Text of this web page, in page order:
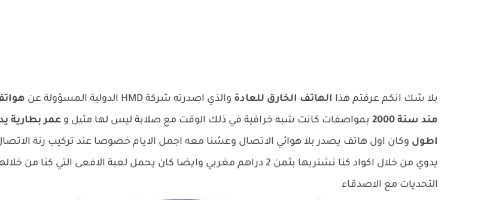
بلا شك انكم عرفتم هذا الهاتف الخارق للعادة والذي اصدرته شركة HMD الدولية المسؤولة عن
مند سنة 2000
بمواصفات كانت شبه خرافية في ذلك الوقت مع صلابة ليس لها مثيل و عمر بطارية
اطول وكان اول هاتف يصدر بلا هوائي الاتصال وعشنا معه اجمل الايام خصوصا عند تركيب رنة
يدوي من خلال اكواد كنا نشتريها بثمن 2 دراهم مغربي وايضا كان يحمل لعبة الافعى التي كنا من
التحديات مع الاصدقاء